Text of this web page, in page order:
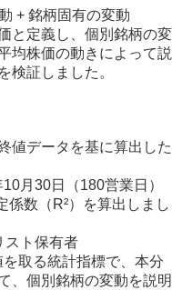
+ 銘柄固有の変動
と定義し、個別銘柄の変
均株価の動きによって説
検証しました。
値データを基に算出した
月30日（180営業日）
係数（R²）を算出しまし
スト保有者
取る統計指標で、本分
、個別銘柄の変動を説明